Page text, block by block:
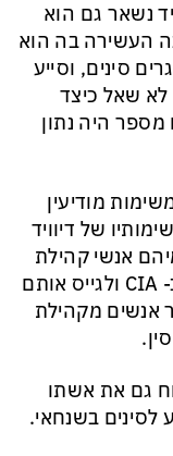
נשאר גם הוא
העשירה בה הוא
סינים, וסייע
שאל כיצד
מספר היה נתון
מודיעין
של דיוויד
אנשי קהילת
CIA ולגייס אותם
אנשים מקהילת
גם את אשתו
בשנחאי.